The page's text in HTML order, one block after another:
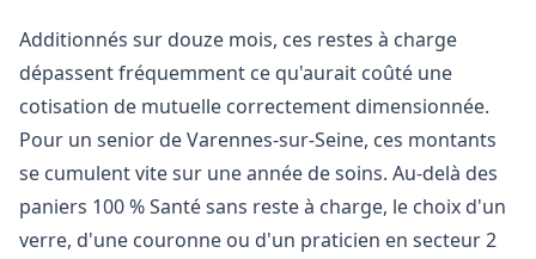
Additionnés sur douze mois, ces restes à charge
dépassent fréquemment ce qu'aurait coûté une
cotisation de mutuelle correctement dimensionnée.
Pour un senior de Varennes-sur-Seine, ces montants
se cumulent vite sur une année de soins. Au-delà des
paniers 100 % Santé sans reste à charge, le choix d'un
verre, d'une couronne ou d'un praticien en secteur 2